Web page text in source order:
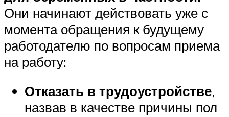
Они начинают действовать уже с
момента обращения к будущему
работодателю по вопросам приема
на работу:
Отказать в трудоустройстве,
назвав в качестве причины пол